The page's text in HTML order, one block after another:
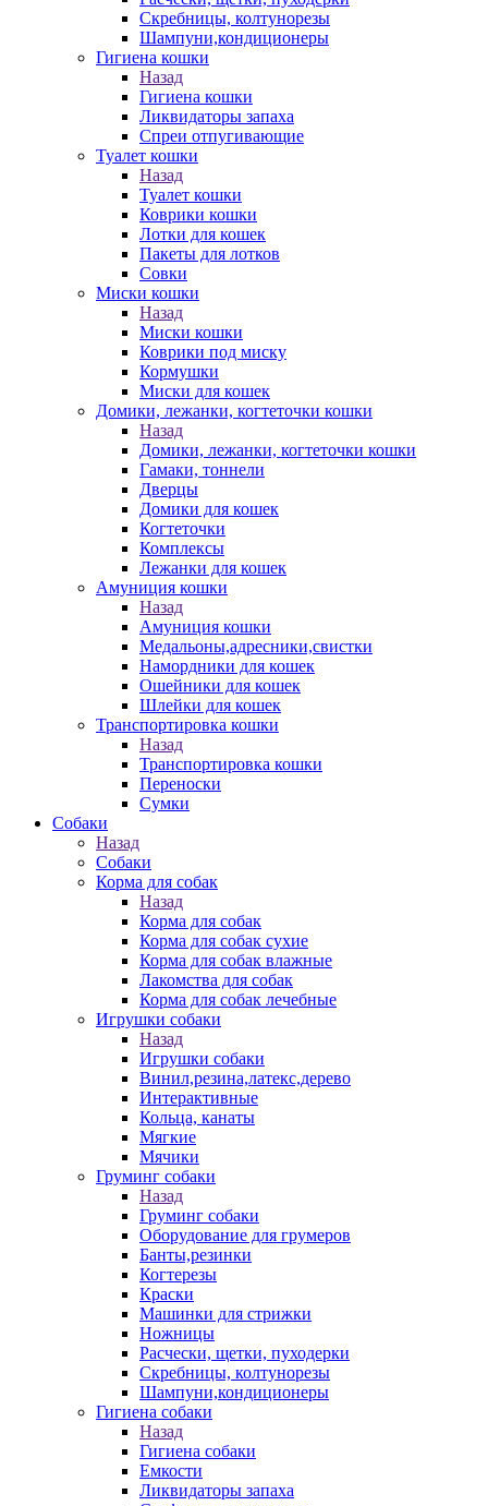
Скребницы, колтунорезы
Шампуни,кондиционеры
Гигиена кошки
Назад
Гигиена кошки
Ликвидаторы запаха
Спреи отпугивающие
Туалет кошки
Назад
Туалет кошки
Коврики кошки
Лотки для кошек
Пакеты для лотков
Совки
Миски кошки
Назад
Миски кошки
Коврики под миску
Кормушки
Миски для кошек
Домики, лежанки, когтеточки кошки
Назад
Домики, лежанки, когтеточки кошки
Гамаки, тоннели
Дверцы
Домики для кошек
Когтеточки
Комплексы
Лежанки для кошек
Амуниция кошки
Назад
Амуниция кошки
Медальоны,адресники,свистки
Намордники для кошек
Ошейники для кошек
Шлейки для кошек
Транспортировка кошки
Назад
Транспортировка кошки
Переноски
Сумки
Собаки
Назад
Собаки
Корма для собак
Назад
Корма для собак
Корма для собак сухие
Корма для собак влажные
Лакомства для собак
Корма для собак лечебные
Игрушки собаки
Назад
Игрушки собаки
Винил,резина,латекс,дерево
Интерактивные
Кольца, канаты
Мягкие
Мячики
Груминг собаки
Назад
Груминг собаки
Оборудование для грумеров
Банты,резинки
Когтерезы
Краски
Машинки для стрижки
Ножницы
Расчески, щетки, пуходерки
Скребницы, колтунорезы
Шампуни,кондиционеры
Гигиена собаки
Назад
Гигиена собаки
Емкости
Ликвидаторы запаха